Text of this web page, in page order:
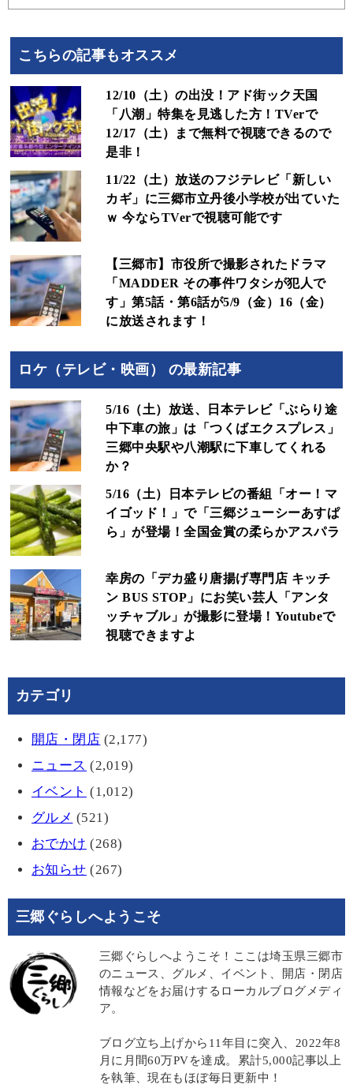
こちらの記事もオススメ
12/10（土）の出没！アド街ック天国
「八潮」特集を見逃した方！TVerで
12/17（土）まで無料で視聴できるので
是非！
11/22（土）放送のフジテレビ「新しい
カギ」に三郷市立丹後小学校が出ていた
ｗ 今ならTVerで視聴可能です
【三郷市】市役所で撮影されたドラマ
「MADDER その事件ワタシが犯人で
す」第5話・第6話が5/9（金）16（金）
に放送されます！
ロケ（テレビ・映画） の最新記事
5/16（土）放送、日本テレビ「ぶらり途
中下車の旅」は「つくばエクスプレス」
三郷中央駅や八潮駅に下車してくれる
か？
5/16（土）日本テレビの番組「オー！マ
イゴッド！」で「三郷ジューシーあすぱ
ら」が登場！全国金賞の柔らかアスパラ
幸房の「デカ盛り唐揚げ専門店 キッチ
ン BUS STOP」にお笑い芸人「アンタ
ッチャブル」が撮影に登場！Youtubeで
視聴できますよ
カテゴリ
開店・閉店 (2,177)
ニュース (2,019)
イベント (1,012)
グルメ (521)
おでかけ (268)
お知らせ (267)
三郷ぐらしへようこそ
三郷ぐらしへようこそ！ここは埼玉県三郷市
のニュース、グルメ、イベント、開店・閉店
情報などをお届けするローカルブログメディ
ア。
ブログ立ち上げから11年目に突入、2022年8
月に月間60万PVを達成。累計5,000記事以上
を執筆、現在もほぼ毎日更新中！